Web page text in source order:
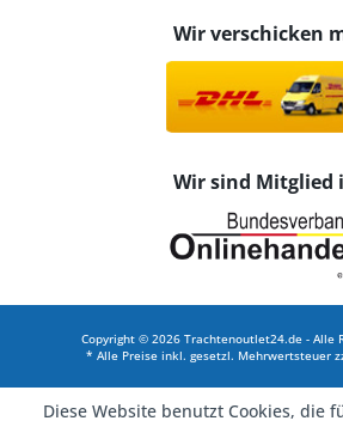
Wir verschicken
Wir sind Mitglied
Copyright © 2026 Trachtenoutlet24.de - Alle
* Alle Preise inkl. gesetzl. Mehrwertsteuer
Diese Website benutzt Cookies, die